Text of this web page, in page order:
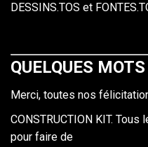
DESSINS.TOS et
QUELQUES
Merci, toutes nos
CONSTRUCTION KIT.
pour faire de